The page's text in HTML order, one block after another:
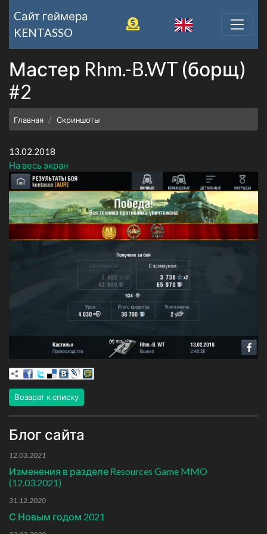
Cайт геймера
KENTASSO
Мастер Rhm.-B.WT (борщ)
#2
Главная Скриншоты
13.02.2018
На весь экран
Возврат к списку
Блог сайта
12.03.2021
Изменения в разделе Resources Game MMO
(12.03.2021)
31.12.2020
С Новым годом 2021